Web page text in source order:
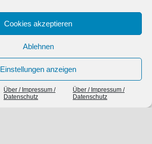
Cookies akzeptieren
Ablehnen
Einstellungen anzeigen
Über / Impressum /
Datenschutz
Über / Impressum /
Datenschutz